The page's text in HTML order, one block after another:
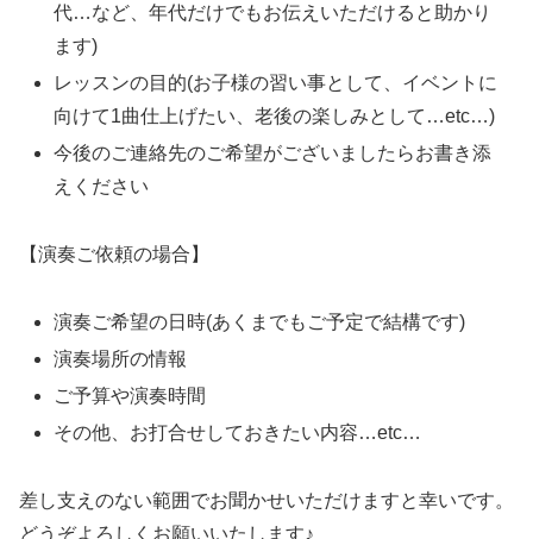
代…など、年代だけでもお伝えいただけると助かり
ます)
レッスンの目的(お子様の習い事として、イベントに
向けて1曲仕上げたい、老後の楽しみとして…etc…)
今後のご連絡先のご希望がございましたらお書き添
えください
【演奏ご依頼の場合】
演奏ご希望の日時(あくまでもご予定で結構です)
演奏場所の情報
ご予算や演奏時間
その他、お打合せしておきたい内容…etc…
差し支えのない範囲でお聞かせいただけますと幸いです。
どうぞよろしくお願いいたします♪